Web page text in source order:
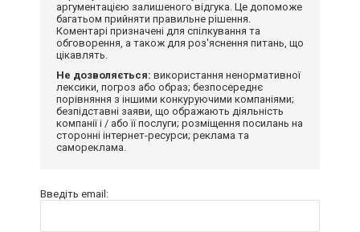
аргументацією залишеного відгука. Це допоможе
багатьом прийняти правильне рішення.
Коментарі призначені для спілкування та
обговорення, а також для роз'яснення питань, що
цікавлять.
Не дозволяється: використання ненормативної
лексики, погроз або образ; безпосереднє
порівняння з іншими конкуруючими компаніями;
безпідставні заяви, що ображають діяльність
компанії і / або її послуги; розміщення посилань на
сторонні інтернет-ресурси; реклама та
самореклама.
Введіть email: